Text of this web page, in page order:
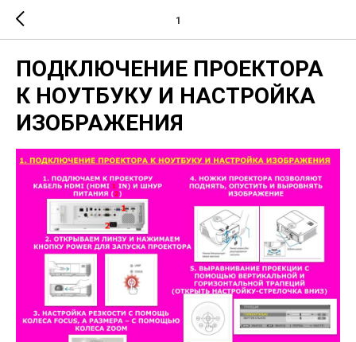
1
ПОДКЛЮЧЕНИЕ ПРОЕКТОРА
К НОУТБУКУ И НАСТРОЙКА
ИЗОБРАЖЕНИЯ